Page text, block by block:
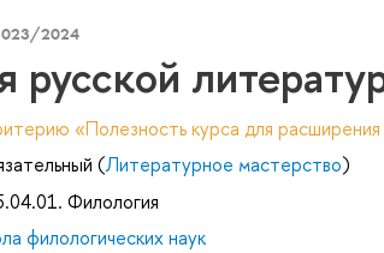
2024
русской
«Полезность курса для
(Литературное мастерство)
Филология
филологических наук